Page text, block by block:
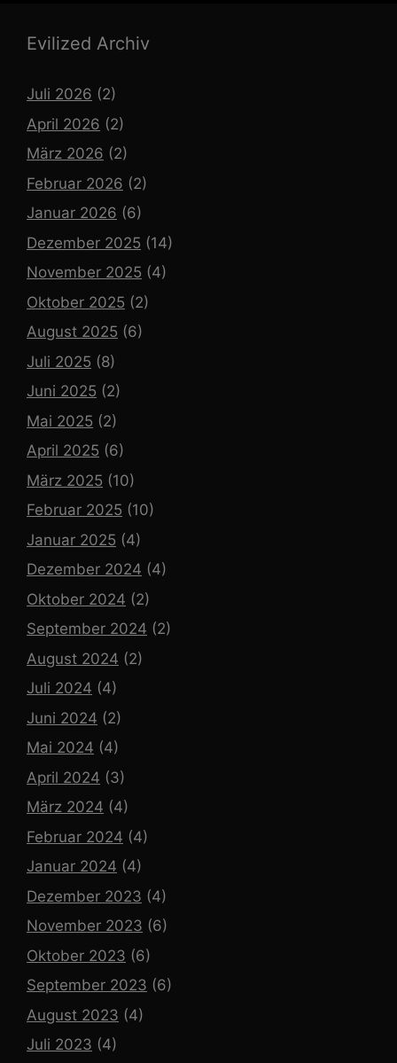
Evilized Archiv
Juli 2026 (2)
April 2026 (2)
März 2026 (2)
Februar 2026 (2)
Januar 2026 (6)
Dezember 2025 (14)
November 2025 (4)
Oktober 2025 (2)
August 2025 (6)
Juli 2025 (8)
Juni 2025 (2)
Mai 2025 (2)
April 2025 (6)
März 2025 (10)
Februar 2025 (10)
Januar 2025 (4)
Dezember 2024 (4)
Oktober 2024 (2)
September 2024 (2)
August 2024 (2)
Juli 2024 (4)
Juni 2024 (2)
Mai 2024 (4)
April 2024 (3)
März 2024 (4)
Februar 2024 (4)
Januar 2024 (4)
Dezember 2023 (4)
November 2023 (6)
Oktober 2023 (6)
September 2023 (6)
August 2023 (4)
Juli 2023 (4)